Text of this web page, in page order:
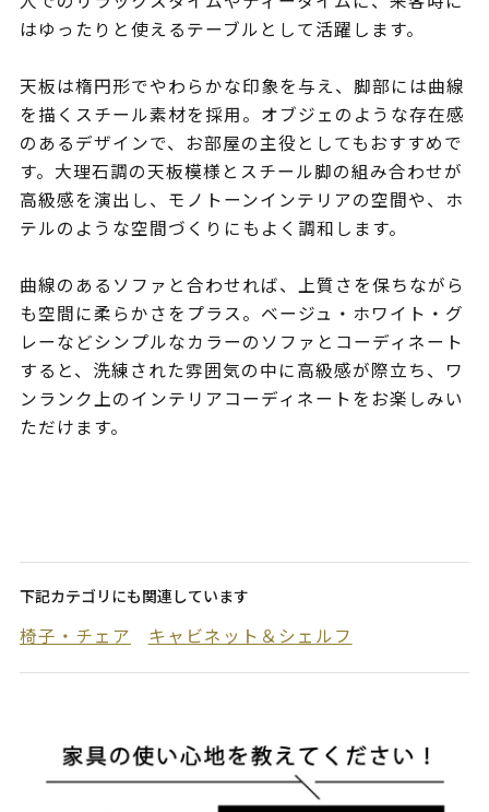
はゆったりと使えるテーブルとして活躍します。
天板は楕円形でやわらかな印象を与え、脚部には曲線
を描くスチール素材を採用。オブジェのような存在感
のあるデザインで、お部屋の主役としてもおすすめで
す。大理石調の天板模様とスチール脚の組み合わせが
高級感を演出し、モノトーンインテリアの空間や、ホ
テルのような空間づくりにもよく調和します。
曲線のあるソファと合わせれば、上質さを保ちながら
も空間に柔らかさをプラス。ベージュ・ホワイト・グ
レーなどシンプルなカラーのソファとコーディネート
すると、洗練された雰囲気の中に高級感が際立ち、ワ
ンランク上のインテリアコーディネートをお楽しみい
ただけます。
下記カテゴリにも関連しています
椅子・チェア キャビネット＆シェルフ